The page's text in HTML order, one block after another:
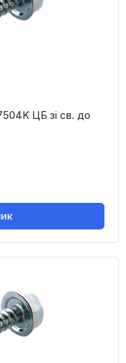
ЦБ зі св. до